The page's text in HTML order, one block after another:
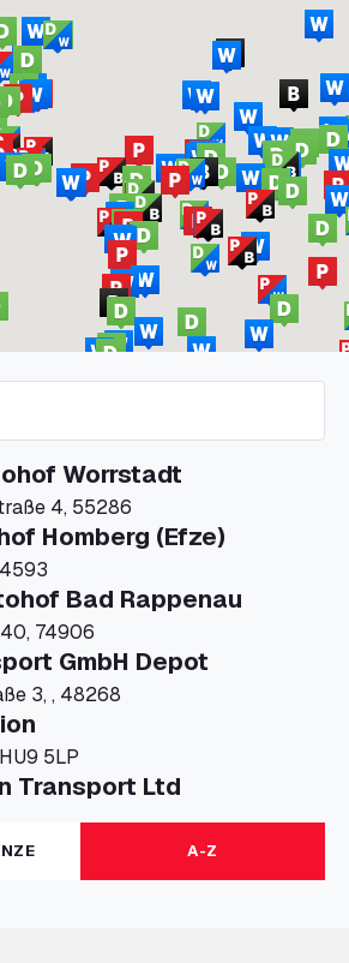
Worrstadt
4, 55286
Homberg (Efze)
Bad Rappenau
74906
GmbH Depot
Otto-Hahn-Straße 3, , 48268
5LP
Transport Ltd
ME11 5GA
Depot Parking
7, 41334
A-Z